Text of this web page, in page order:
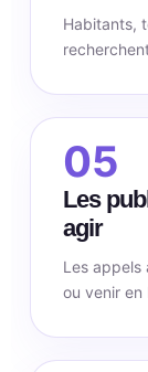
Habitants,
05
Les
agir
Les appels
ou venir